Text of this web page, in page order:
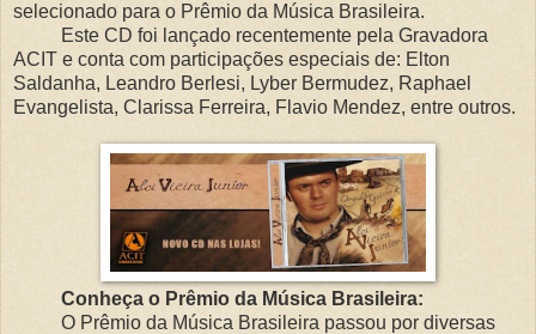
selecionado para o Prêmio da Música Brasileira.
Este CD foi lançado recentemente pela Gravadora
ACIT e conta com participações especiais de: Elton
Saldanha, Leandro Berlesi, Lyber Bermudez, Raphael
Evangelista, Clarissa Ferreira, Flavio Mendez, entre outros.
Conheça o Prêmio da Música Brasileira:
O Prêmio da Música Brasileira passou por diversas